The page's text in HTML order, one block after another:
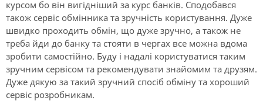
курсом бо він вигідніший за курс банків. Сподобався
також сервіс обмінника та зручність користування. Дуже
швидко проходить обмін, що дуже зручно, а також не
треба йди до банку та стояти в чергах все можна вдома
зробити самостійно. Буду і надалі користуватися таким
зручним сервісом та рекомендувати знайомим та друзям.
Дуже дякую за такий зручний спосіб обміну та хороший
сервіс розробникам.